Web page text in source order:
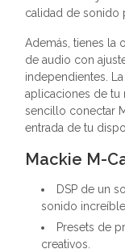
calidad de sonido
Además, tienes la
de audio con
independientes.
aplicaciones de tu
sencillo conectar
entrada de tu
Mackie M-
DSP de un
sonido increíble.
Presets de
creativos.